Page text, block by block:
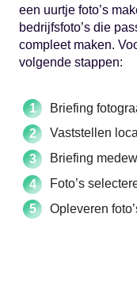
een uurtje foto’s
bedrijfsfoto’s die
compleet maken.
volgende stappen:
Briefing
Vaststellen
Briefing
Foto’s
Opleveren